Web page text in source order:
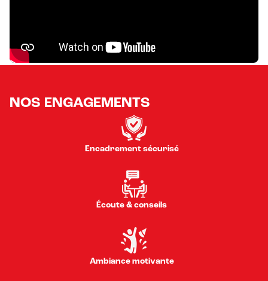
NOS ENGAGEMENTS
Encadrement sécurisé
Écoute & conseils
Ambiance motivante